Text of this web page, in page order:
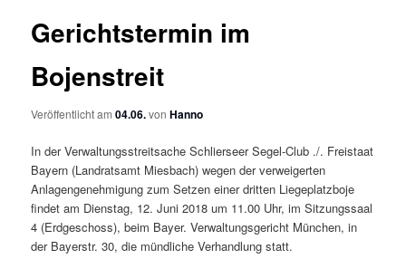
Gerichtstermin im
Bojenstreit
Veröffentlicht am04.06.vonHanno
In der Verwaltungsstreitsache Schlierseer Segel-Club ./. Freistaat
Bayern (Landratsamt Miesbach) wegen der verweigerten
Anlagengenehmigung zum Setzen einer dritten Liegeplatzboje
findet am Dienstag, 12. Juni 2018 um 11.00 Uhr, im Sitzungssaal
4 (Erdgeschoss), beim Bayer. Verwaltungsgericht München, in
der Bayerstr. 30, die mündliche Verhandlung statt.